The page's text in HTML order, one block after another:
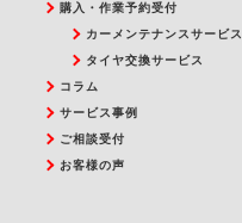
購入・作業予約受付
カーメンテナンスサービス
タイヤ交換サービス
コラム
サービス事例
ご相談受付
お客様の声